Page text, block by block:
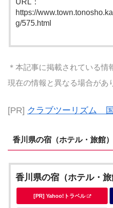
https://
g/575.html
＊本記事に掲載されている情
現在の情報と異なる場合があ
[PR] クラブツーリズム
香川県の宿（ホテル・旅館）
香川県の宿（ホテル・
[PR] Yahoo!トラベル